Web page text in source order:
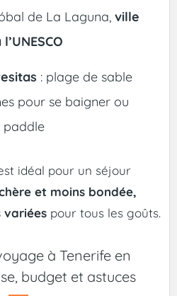
de La Laguna, ville
: plage de sable
pour se baigner ou
paddle
idéal pour un séjour
et moins bondée,
variées pour tous les goûts.
à Tenerife en
budget et astuces